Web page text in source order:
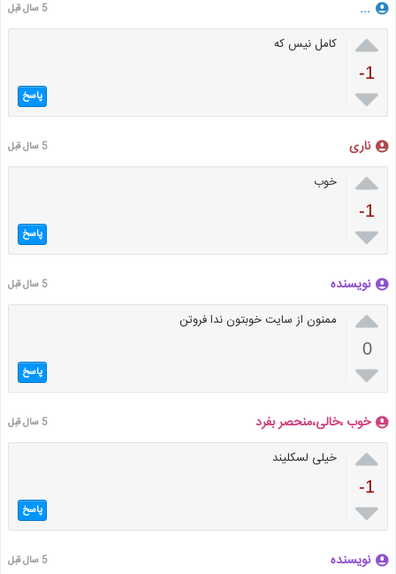
... 5 سال قبل

-1

کامل نیس که
پاسخ
ناری 5 سال قبل

-1

خوب
پاسخ
نویسنده 5 سال قبل

0

ممنون از سایت خوبتون ندا فروتن
پاسخ
خوب ،خالی،منحصر بفرد 5 سال قبل

-1

خیلی لسکلیند
پاسخ
نویسنده 5 سال قبل